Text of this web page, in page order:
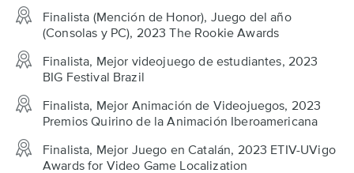
Finalista (Mención de Honor), Juego del año
(Consolas y PC), 2023 The Rookie Awards
Finalista, Mejor videojuego de estudiantes, 2023
BIG Festival Brazil
Finalista, Mejor Animación de Videojuegos, 2023
Premios Quirino de la Animación Iberoamericana
Finalista, Mejor Juego en Catalán, 2023 ETIV-UVigo
Awards for Video Game Localization